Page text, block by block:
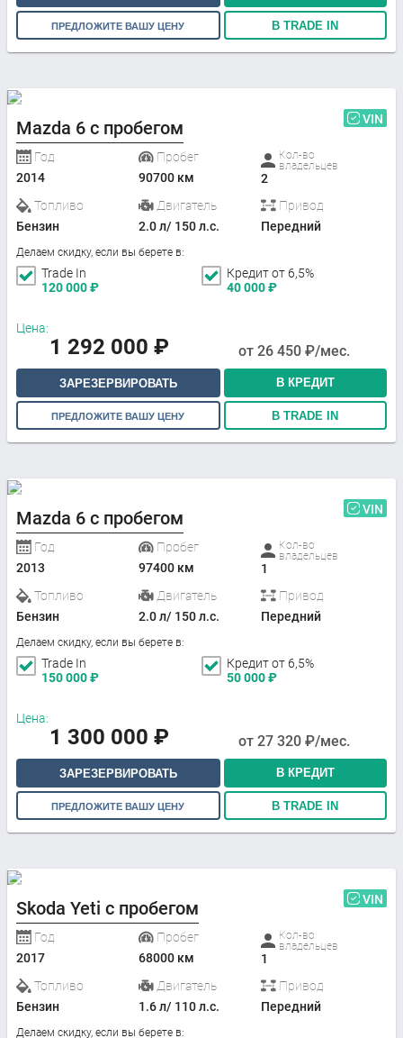
ПРЕДЛОЖИТЕ ВАШУ ЦЕНУ В TRADE IN
Mazda 6 с пробегом VIN
Год
2014
Пробег
90700 км
Кол-во
владельцев
2
Топливо
Бензин
Двигатель
2.0 л/ 150 л.с.
Привод
Передний
Делаем скидку, если вы берете в:
Trade In
120 000₽
Кредит от 6,5%
40 000₽
Цена:
1 292 000 ₽ от 26 450 ₽/мес.
ЗАРЕЗЕРВИРОВАТЬ В КРЕДИТ
ПРЕДЛОЖИТЕ ВАШУ ЦЕНУ В TRADE IN
Mazda 6 с пробегом VIN
Год
2013
Пробег
97400 км
Кол-во
владельцев
1
Топливо
Бензин
Двигатель
2.0 л/ 150 л.с.
Привод
Передний
Делаем скидку, если вы берете в:
Trade In
150 000₽
Кредит от 6,5%
50 000₽
Цена:
1 300 000 ₽ от 27 320 ₽/мес.
ЗАРЕЗЕРВИРОВАТЬ В КРЕДИТ
ПРЕДЛОЖИТЕ ВАШУ ЦЕНУ В TRADE IN
Skoda Yeti с пробегом VIN
Год
2017
Пробег
68000 км
Кол-во
владельцев
1
Топливо
Бензин
Двигатель
1.6 л/ 110 л.с.
Привод
Передний
Делаем скидку, если вы берете в: